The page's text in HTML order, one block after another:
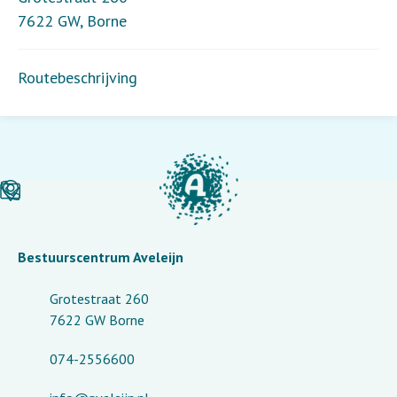
7622 GW, Borne
Routebeschrijving
Bestuurscentrum Aveleijn
Grotestraat 260
7622 GW Borne
074-2556600